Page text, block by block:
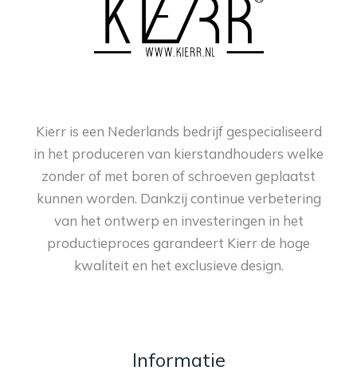
Kierr is een Nederlands bedrijf gespecialiseerd
in het produceren van kierstandhouders welke
zonder of met boren of schroeven geplaatst
kunnen worden. Dankzij continue verbetering
van het ontwerp en investeringen in het
productieproces garandeert Kierr de hoge
kwaliteit en het exclusieve design.
Informatie